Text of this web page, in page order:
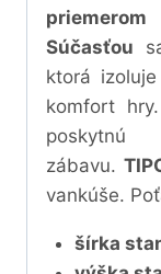
Súčasťou
ktorá
komfort
zábavu.
vankúše.
šírka